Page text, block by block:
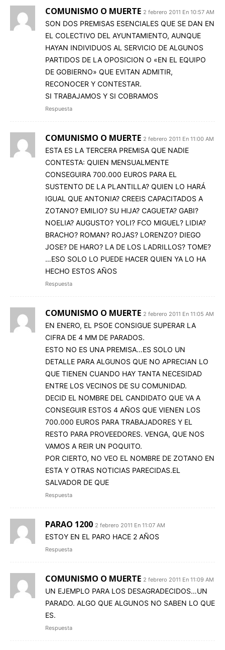
COMUNISMO O MUERTE 2 febrero 2011 En 10:57 AM
SON DOS PREMISAS ESENCIALES QUE SE DAN EN
EL COLECTIVO DEL AYUNTAMIENTO, AUNQUE
HAYAN INDIVIDUOS AL SERVICIO DE ALGUNOS
PARTIDOS DE LA OPOSICION O «EN EL EQUIPO
DE GOBIERNO» QUE EVITAN ADMITIR,
RECONOCER Y CONTESTAR.
SI TRABAJAMOS Y SI COBRAMOS
Respuesta
COMUNISMO O MUERTE 2 febrero 2011 En 11:00 AM
ESTA ES LA TERCERA PREMISA QUE NADIE
CONTESTA: QUIEN MENSUALMENTE
CONSEGUIRA 700.000 EUROS PARA EL
SUSTENTO DE LA PLANTILLA? QUIEN LO HARÁ
IGUAL QUE ANTONIA? CREEIS CAPACITADOS A
ZOTANO? EMILIO? SU HIJA? CAGUETA? GABI?
NOELIA? AUGUSTO? YOLI? FCO MIGUEL? LIDIA?
BRACHO? ROMAN? ROJAS? LORENZO? DIEGO
JOSE? DE HARO? LA DE LOS LADRILLOS? TOME?
…ESO SOLO LO PUEDE HACER QUIEN YA LO HA
HECHO ESTOS AÑOS
Respuesta
COMUNISMO O MUERTE 2 febrero 2011 En 11:05 AM
EN ENERO, EL PSOE CONSIGUE SUPERAR LA
CIFRA DE 4 MM DE PARADOS.
ESTO NO ES UNA PREMISA…ES SOLO UN
DETALLE PARA ALGUNOS QUE NO APRECIAN LO
QUE TIENEN CUANDO HAY TANTA NECESIDAD
ENTRE LOS VECINOS DE SU COMUNIDAD.
DECID EL NOMBRE DEL CANDIDATO QUE VA A
CONSEGUIR ESTOS 4 AÑOS QUE VIENEN LOS
700.000 EUROS PARA TRABAJADORES Y EL
RESTO PARA PROVEEDORES. VENGA, QUE NOS
VAMOS A REIR UN POQUITO.
POR CIERTO, NO VEO EL NOMBRE DE ZOTANO EN
ESTA Y OTRAS NOTICIAS PARECIDAS.EL
SALVADOR DE QUE
Respuesta
PARAO 1200 2 febrero 2011 En 11:07 AM
ESTOY EN EL PARO HACE 2 AÑOS
Respuesta
COMUNISMO O MUERTE 2 febrero 2011 En 11:09 AM
UN EJEMPLO PARA LOS DESAGRADECIDOS…UN
PARADO. ALGO QUE ALGUNOS NO SABEN LO QUE
ES.
Respuesta